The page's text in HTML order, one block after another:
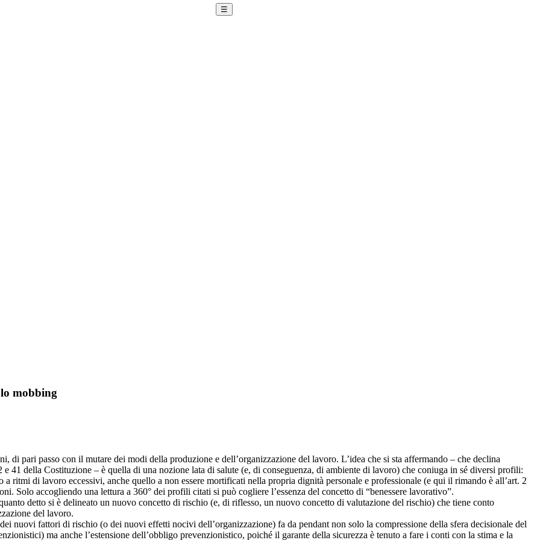
☰
mobbing
di pari passo con il mutare dei modi della produzione e dell’organizzazione del lavoro. L’idea che si sta affermando – che declina
41 della Costituzione – è quella di una nozione lata di salute (e, di conseguenza, di ambiente di lavoro) che coniuga in sé diversi profili:
ritmi di lavoro eccessivi, anche quello a non essere mortificati nella propria dignità personale e professionale (e qui il rimando è all’art. 2
Solo accogliendo una lettura a 360° dei profili citati si può cogliere l’essenza del concetto di “benessere lavorativo”.
detto si è delineato un nuovo concetto di rischio (e, di riflesso, un nuovo concetto di valutazione del rischio) che tiene conto
del lavoro.
nuovi fattori di rischio (o dei nuovi effetti nocivi dell’organizzazione) fa da pendant non solo la compressione della sfera decisionale del
ma anche l’estensione dell’obbligo prevenzionistico, poiché il garante della sicurezza è tenuto a fare i conti con la stima e la